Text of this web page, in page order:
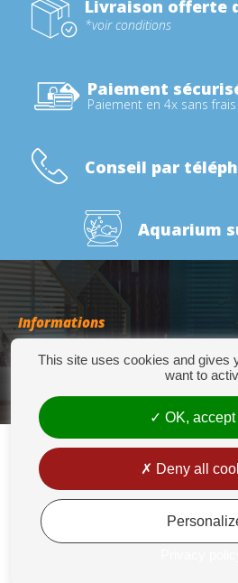
Livraison offerte
*voir conditions
Paiement
Paiement en 4x sans
Conseil par
Aquarium
Informations
Catégories
276 Quater Route de la Bassée - 62300 LENS
+33(0)3 21 14 77 89 -
Mentions
This site uses cookies and gives
want to
OK, accept
Deny all